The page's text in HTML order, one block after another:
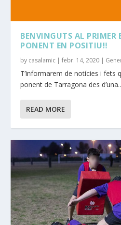
BENVINGUTS AL PRIMER
PONENT EN POSITIU!!
by casalamic |febr. 14, 2020 |
T’informarem de notícies i fets
ponent de Tarragona des
READ MORE